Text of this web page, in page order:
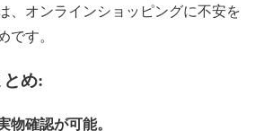
、オンラインショッピングに不安を
す。
め:
物確認が可能。